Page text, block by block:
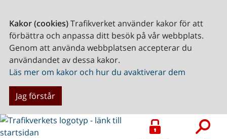
Kakor (cookies)Trafikverket använder kakor för att
förbättra och anpassa ditt besök på vår webbplats.
Genom att använda webbplatsen accepterar du
användandet av dessa kakor.
Läs mer om kakor och hur du avaktiverar dem
Jag förstår